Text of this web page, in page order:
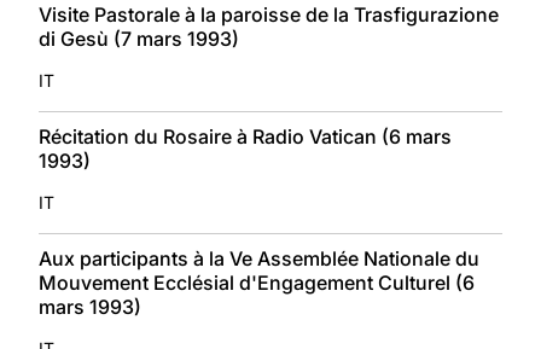
Visite Pastorale à la paroisse de la Trasfigurazione
di Gesù (7 mars 1993)
IT
Récitation du Rosaire à Radio Vatican (6 mars
1993)
IT
Aux participants à la Ve Assemblée Nationale du
Mouvement Ecclésial d'Engagement Culturel (6
mars 1993)